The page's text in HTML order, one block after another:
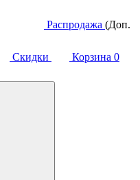
Распродажа (Доп.
Скидки Корзина 0